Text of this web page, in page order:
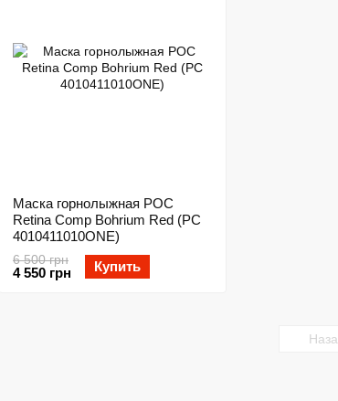
Маска горнолыжная POC
Retina Comp Bohrium Red (PC
4010411010ONE)
6 500 грн
4 550 грн Купить